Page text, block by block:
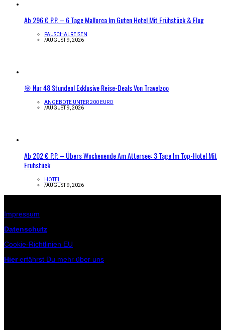
Ab 296 € P.P. – 6 Tage Mallorca Im Guten Hotel Mit Frühstück & Flug
PAUSCHALREISEN
/AUGUST 9, 2026
🎯 Nur 48 Stunden! Exklusive Reise-Deals Von Travelzoo
ANGEBOTE UNTER 200 EURO
/AUGUST 9, 2026
Ab 202 € P.P. – Übers Wochenende Am Attersee: 3 Tage Im Top-Hotel Mit
Frühstück
HOTEL
/AUGUST 9, 2026
Impressum
Datenschutz
Cookie-Richtlinien EU
Hiererfährst Du mehr über uns